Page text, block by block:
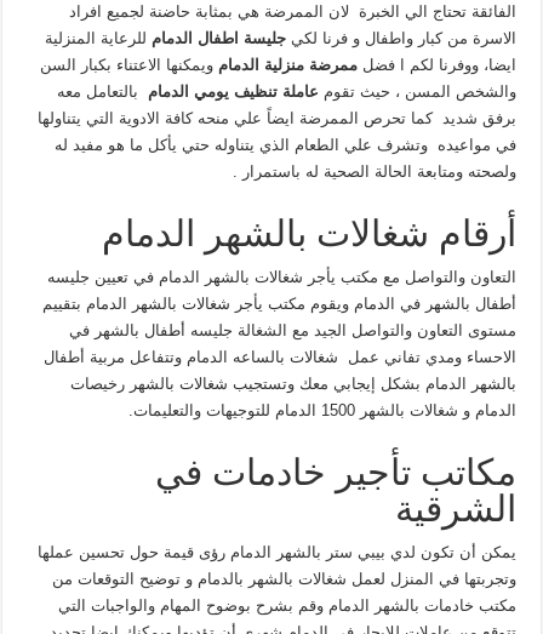
الفائقة تحتاج الي الخبرة لان الممرضة هي بمثابة حاضنة لجميع افراد
الاسرة من كبار واطفال و فرنا لكيجليسة اطفال الدمام للرعاية المنزلية
ايضا، ووفرنا لكم ا فضل ممرضة منزلية الدمامويمكنها الاعتناء بكبار السن
والشخص المسن ، حيث تقوم عاملة تنظيف يومي الدمام بالتعامل معه
برفق شديد كما تحرص الممرضة ايضاً علي منحه كافة الادوية التي يتناولها
في مواعيده وتشرف علي الطعام الذي يتناوله حتي يأكل ما هو مفيد له
ولصحته ومتابعة الحالة الصحية له باستمرار .
أرقام شغالات بالشهر الدمام
التعاون والتواصل مع مكتب يأجر شغالات بالشهر الدمام في تعيين جليسه
أطفال بالشهر في الدمام ويقوم مكتب يأجر شغالات بالشهر الدمام بتقييم
مستوى التعاون والتواصل الجيد مع الشغالة جليسه أطفال بالشهر في
الاحساء ومدي تفاني عمل شغالات بالساعه الدمام وتتفاعل مربية أطفال
بالشهر الدمام بشكل إيجابي معك وتستجيب شغالات بالشهر رخيصات
الدمام و شغالات بالشهر 1500 الدمام للتوجيهات والتعليمات.
مكاتب تأجير خادمات في
الشرقية
يمكن أن تكون لدي بيبي ستر بالشهر الدمام رؤى قيمة حول تحسين عملها
وتجربتها في المنزل لعمل شغالات بالشهر بالدمام و توضيح التوقعات من
مكتب خادمات بالشهر الدمام وقم بشرح بوضوح المهام والواجبات التي